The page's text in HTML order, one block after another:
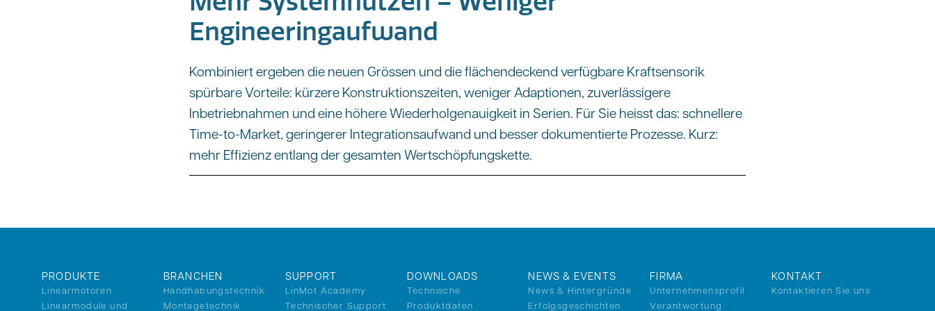
Engineeringaufwand
Kombiniert ergeben die neuen Grössen und die flächendeckend verfügbare Kraftsensorik
spürbare Vorteile: kürzere Konstruktionszeiten, weniger Adaptionen, zuverlässigere
Inbetriebnahmen und eine höhere Wiederholgenauigkeit in Serien. Für Sie heisst das: schnellere
Time-to-Market, geringerer Integrationsaufwand und besser dokumentierte Prozesse. Kurz:
mehr Effizienz entlang der gesamten Wertschöpfungskette.
PRODUKTE
Linearmotoren
Linearmodule und
BRANCHEN
Handhabungstechnik
Montagetechnik
SUPPORT
LinMot Academy
Technischer Support
DOWNLOADS
Technische
Produktdaten
NEWS & EVENTS
News & Hintergründe
Erfolgsgeschichten
FIRMA
Unternehmensprofil
Verantwortung
KONTAKT
Kontaktieren Sie uns